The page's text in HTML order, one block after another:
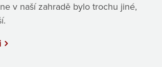
v naší zahradě bylo trochu jiné,